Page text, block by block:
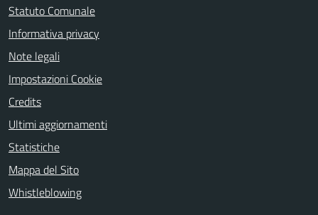
Statuto Comunale
Informativa privacy
Note legali
Impostazioni Cookie
Credits
Ultimi aggiornamenti
Statistiche
Mappa del Sito
Whistleblowing